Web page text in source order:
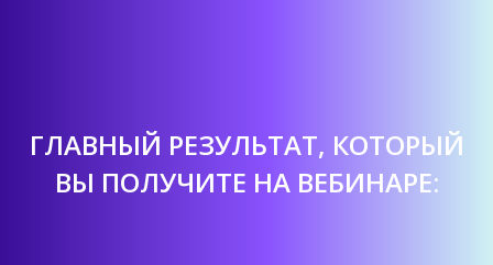
ГЛАВНЫЙ РЕЗУЛЬТАТ, КОТОРЫЙ
ВЫ ПОЛУЧИТЕ НА ВЕБИНАРЕ: